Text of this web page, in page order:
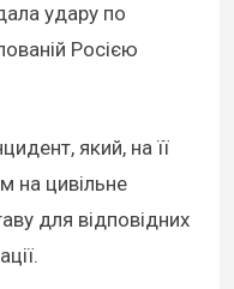
удару по
Росією
який, на її
на цивільне
для відповідних